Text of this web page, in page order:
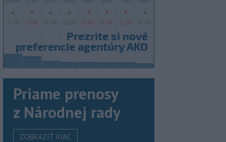
Priame prenosy
z Národnej rady
ZOBRAZIŤ VIAC